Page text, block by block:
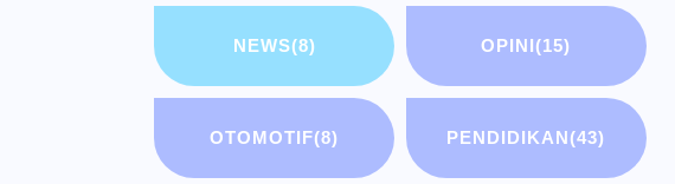
NEWS(8) OPINI(15)
OTOMOTIF(8) PENDIDIKAN(43)